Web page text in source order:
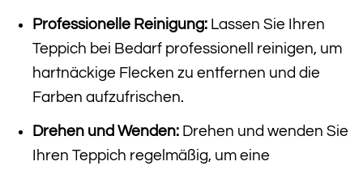
Professionelle Reinigung:Lassen Sie Ihren
Teppich bei Bedarf professionell reinigen, um
hartnäckige Flecken zu entfernen und die
Farben aufzufrischen.
Drehen und Wenden:Drehen und wenden Sie
Ihren Teppich regelmäßig, um eine